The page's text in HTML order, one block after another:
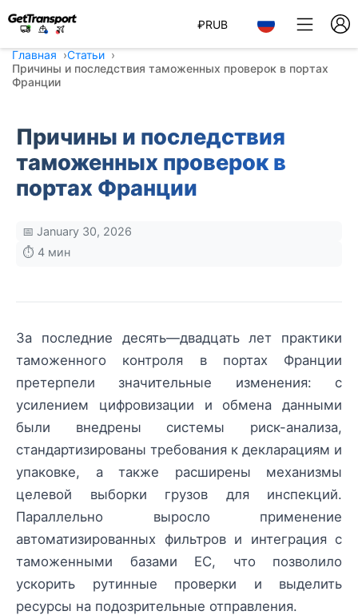
₽RUB
Главная
Статьи
Причины и последствия таможенных проверок в портах
Франции
Причины и последствия
таможенных проверок в
портах Франции
📅 January 30, 2026
⏱️ 4 мин
За последние десять—двадцать лет практики
таможенного контроля в портах Франции
претерпели значительные изменения: с
усилением цифровизации и обмена данными
были внедрены системы риск-анализа,
стандартизированы требования к декларациям и
упаковке, а также расширены механизмы
целевой выборки грузов для инспекций.
Параллельно выросло применение
автоматизированных фильтров и интеграция с
таможенными базами ЕС, что позволило
ускорить рутинные проверки и выделить
ресурсы на подозрительные отправления.